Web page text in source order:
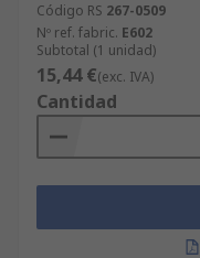
Código RS 267-0509
Nº ref. fabric. E602
Subtotal (1 unidad)
15,44 €(exc. IVA)
Cantidad